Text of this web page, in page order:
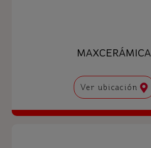
MAXCERÁMICA
Ver ubicación